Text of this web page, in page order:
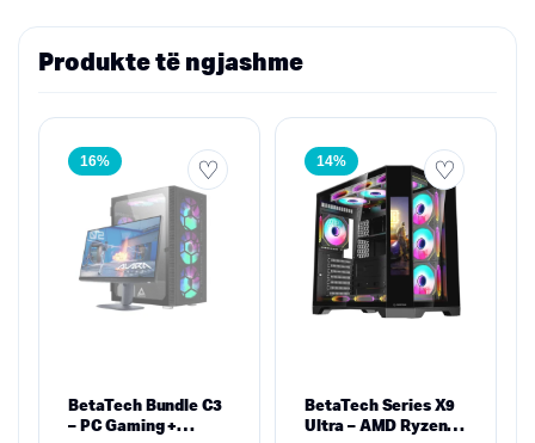
Produkte të ngjashme
16%
BetaTech Bundle C3
– PC Gaming +
14%
BetaTech Series X9
Ultra – AMD Ryzen 7